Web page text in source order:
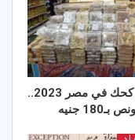
أرخص كحك في مصر 2023..
جنيه